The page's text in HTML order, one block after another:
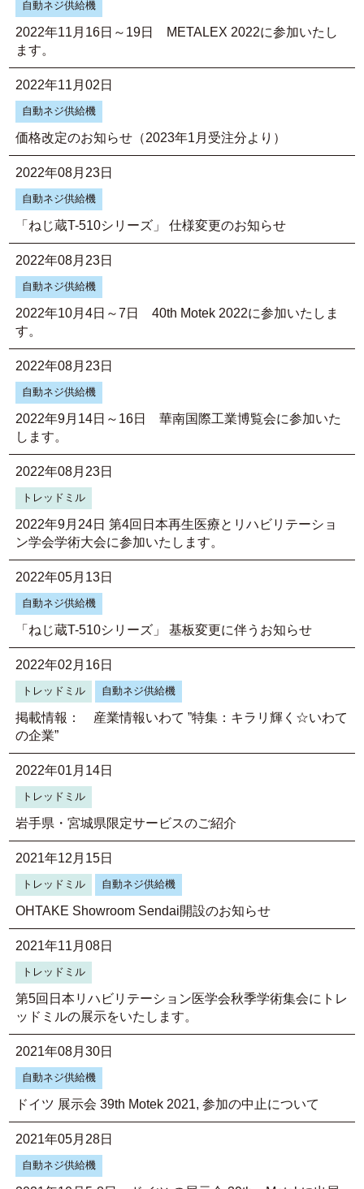
自動ネジ供給機
2022年11月16日～19日 METALEX 2022に参加いたし
ます。
2022年11月02日
自動ネジ供給機
価格改定のお知らせ（2023年1月受注分より）
2022年08月23日
自動ネジ供給機
「ねじ蔵T-510シリーズ」 仕様変更のお知らせ
2022年08月23日
自動ネジ供給機
2022年10月4日～7日 40th Motek 2022に参加いたしま
す。
2022年08月23日
自動ネジ供給機
2022年9月14日～16日 華南国際工業博覧会に参加いた
します。
2022年08月23日
トレッドミル
2022年9月24日 第4回日本再生医療とリハビリテーショ
ン学会学術大会に参加いたします。
2022年05月13日
自動ネジ供給機
「ねじ蔵T-510シリーズ」 基板変更に伴うお知らせ
2022年02月16日
トレッドミル 自動ネジ供給機
掲載情報： 産業情報いわて ”特集：キラリ輝く☆いわて
の企業”
2022年01月14日
トレッドミル
岩手県・宮城県限定サービスのご紹介
2021年12月15日
トレッドミル 自動ネジ供給機
OHTAKE Showroom Sendai開設のお知らせ
2021年11月08日
トレッドミル
第5回日本リハビリテーション医学会秋季学術集会にトレ
ッドミルの展示をいたします。
2021年08月30日
自動ネジ供給機
ドイツ 展示会 39th Motek 2021, 参加の中止について
2021年05月28日
自動ネジ供給機